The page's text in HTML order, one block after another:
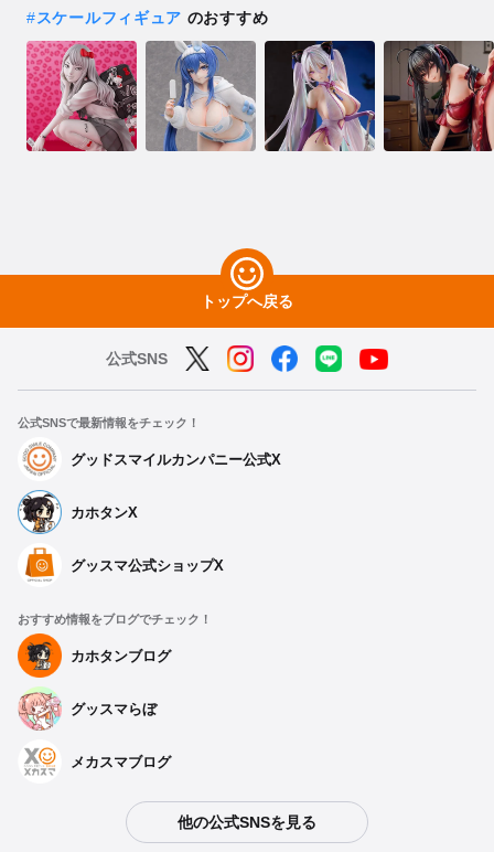
#スケールフィギュア のおすすめ
トップへ戻る
公式SNS
公式SNSで最新情報をチェック！
グッドスマイルカンパニー公式X
カホタンX
グッスマ公式ショップX
おすすめ情報をブログでチェック！
カホタンブログ
グッスマらぼ
メカスマブログ
他の公式SNSを見る